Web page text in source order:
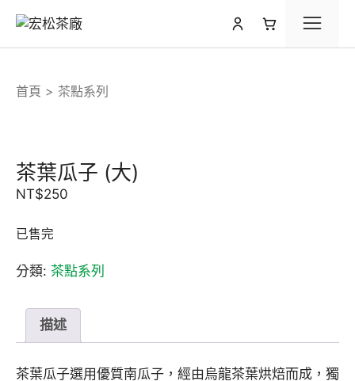
主
首頁 茶點系列
茶葉瓜子 (大)
NT$250
已售完
分類: 茶點系列
描述
茶葉瓜子選用優質南瓜子，經由烏龍茶葉烘焙而成，獨